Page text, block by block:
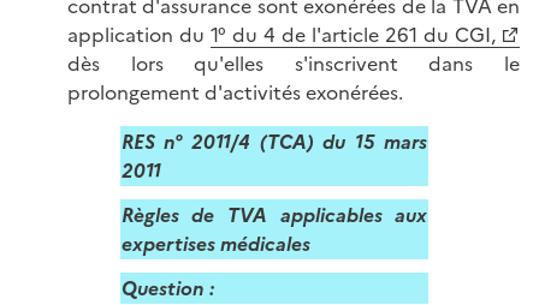
application du 1° du 4 de l'article 261 du CGI,
dès lors qu'elles s'inscrivent dans le
prolongement d'activités exonérées.
RES n° 2011/4 (TCA) du 15 mars
2011
Règles de TVA applicables aux
expertises médicales
Question :